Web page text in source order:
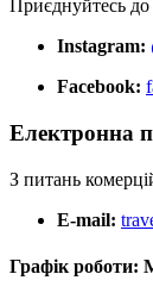
Приєднуйтесь до
Instagram:
Facebook:
Електронна
З питань
E-mail:
Графік роботи: